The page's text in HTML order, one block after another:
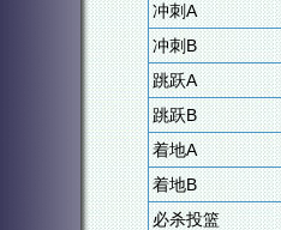
冲刺A
冲刺B
跳跃A
跳跃B
着地A
着地B
必杀投篮